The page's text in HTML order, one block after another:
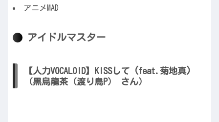
アニメMAD
アイドルマスター
【人力VOCALOID】KISSして (feat.菊地真)
（黒烏龍茶（渡り鳥P） さん）